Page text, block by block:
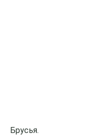
Брусья.